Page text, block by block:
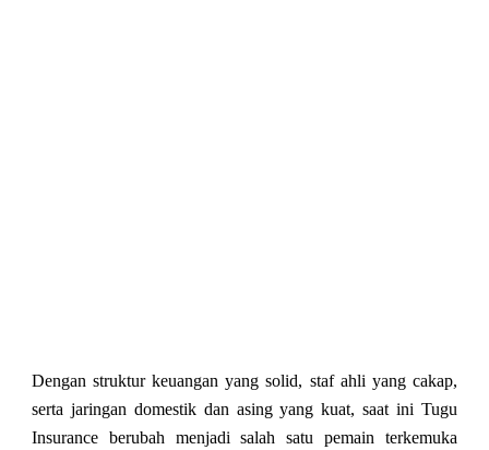
Dengan struktur keuangan yang solid, staf ahli yang cakap,
serta jaringan domestik dan asing yang kuat, saat ini Tugu
Insurance berubah menjadi salah satu pemain terkemuka